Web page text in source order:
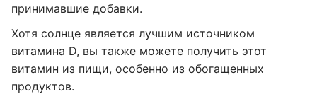
принимавшие добавки.
Хотя солнце является лучшим источником
витамина D, вы также можете получить этот
витамин из пищи, особенно из обогащенных
продуктов.